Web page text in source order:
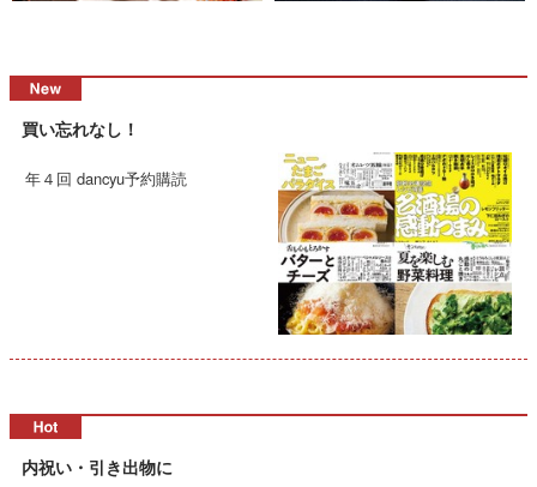
買い忘れなし！
年４回 dancyu予約購読
内祝い・引き出物に